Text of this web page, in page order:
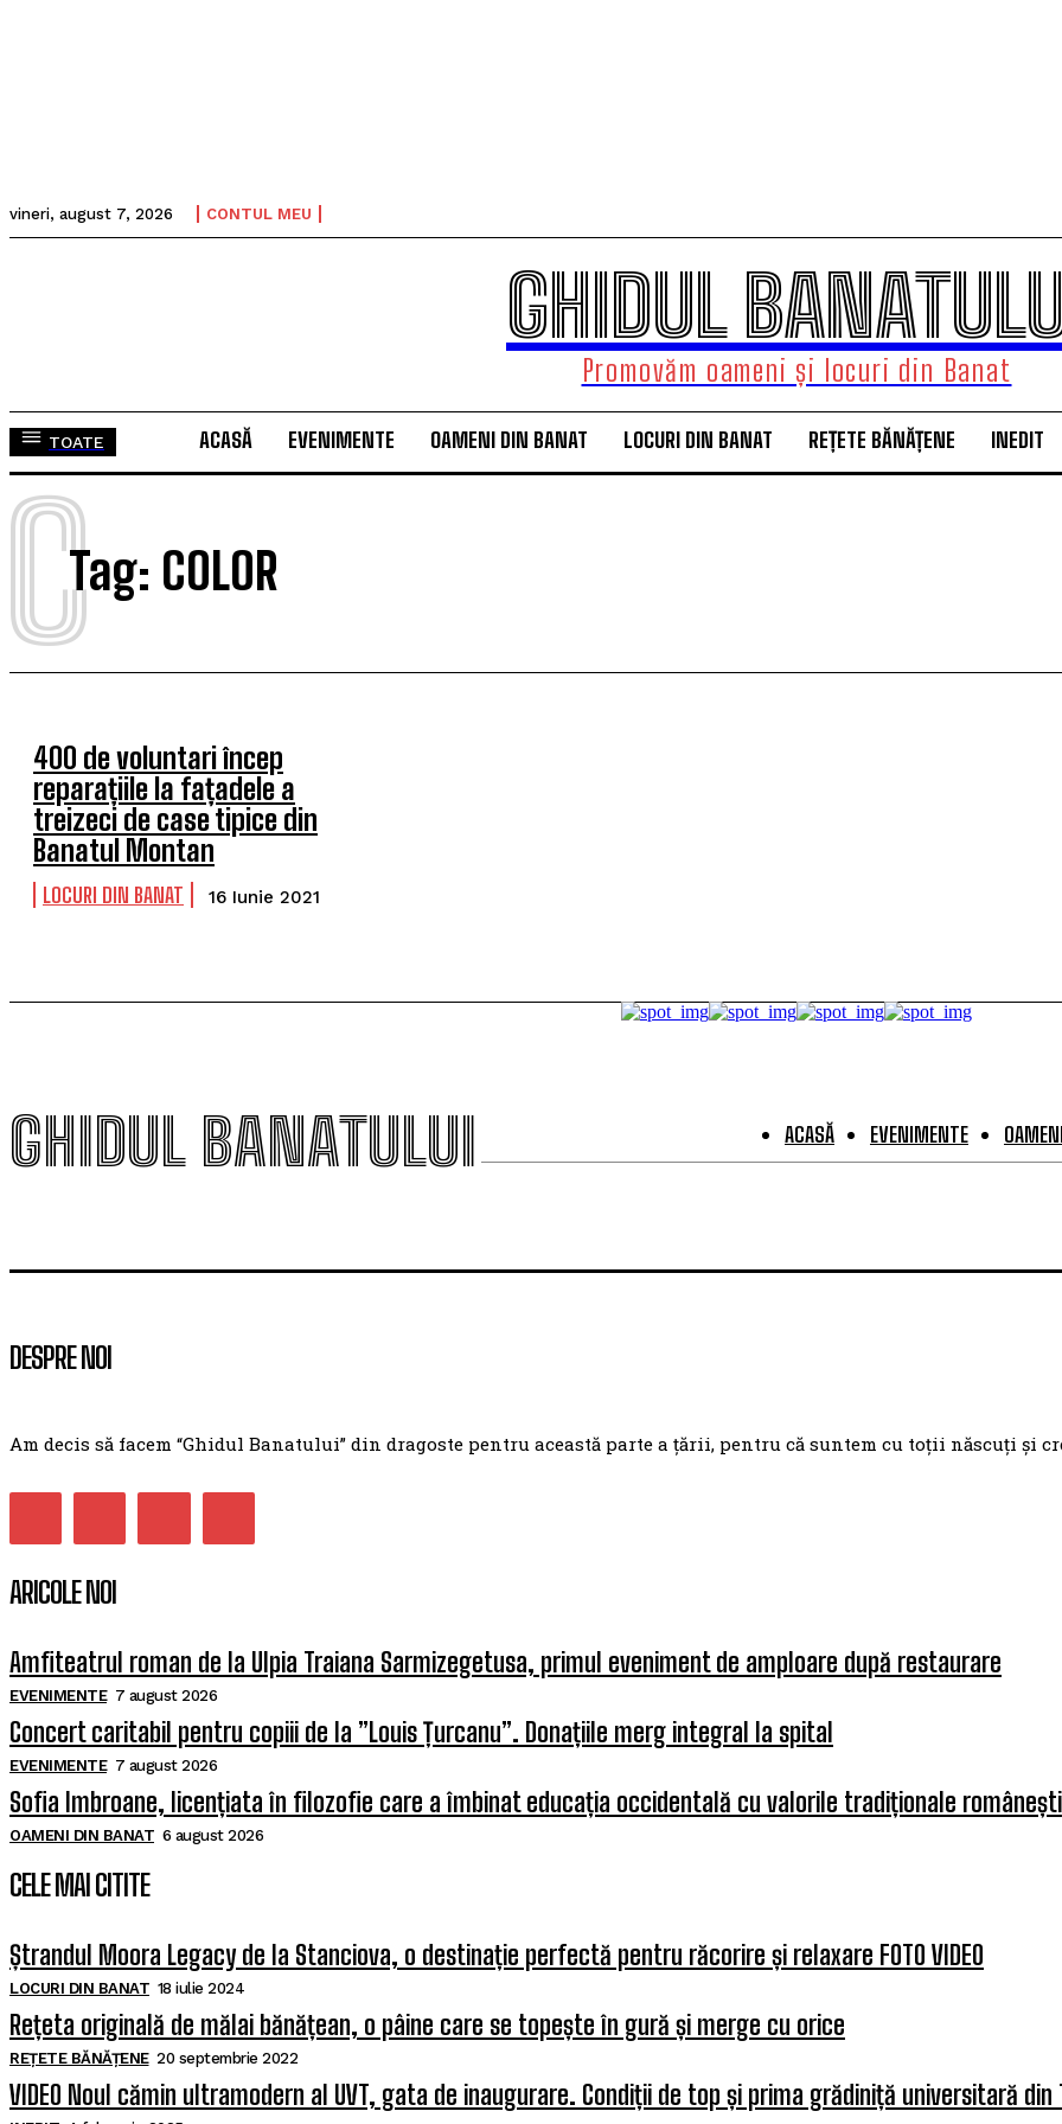
vineri, august 7, 2026 CONTUL MEU
GHIDUL
Promovăm oameni și locuri din Banat
TOATE ACASĂ EVENIMENTE OAMENI DIN BANAT LOCURI DIN BANAT REȚETE BĂNĂȚENE INEDIT
Tag: COLOR
C
400 de voluntari încep
reparațiile la fațadele a
treizeci de case tipice din
Banatul Montan
LOCURI DIN BANAT 16 Iunie 2021
GHIDUL BANATULUI ACASĂ EVENIMENTE
DESPRE NOI
Am decis să facem “Ghidul Banatului” din dragoste pentru această parte a țării, pentru că suntem cu toții născuți și
ARICOLE NOI
Amfiteatrul roman de la Ulpia Traiana Sarmizegetusa, primul eveniment de amploare după restaurare
EVENIMENTE 7 august 2026
Concert caritabil pentru copiii de la ”Louis Țurcanu”. Donațiile merg integral la spital
EVENIMENTE 7 august 2026
Sofia Imbroane, licențiata în filozofie care a îmbinat educația occidentală cu valorile tradiționale românești
OAMENI DIN BANAT 6 august 2026
CELE MAI CITITE
Ștrandul Moora Legacy de la Stanciova, o destinație perfectă pentru răcorire și relaxare FOTO VIDEO
LOCURI DIN BANAT 18 iulie 2024
Rețeta originală de mălai bănățean, o pâine care se topește în gură și merge cu orice
REȚETE BĂNĂȚENE 20 septembrie 2022
VIDEO Noul cămin ultramodern al UVT, gata de inaugurare. Condiții de top și prima grădiniță universitară din